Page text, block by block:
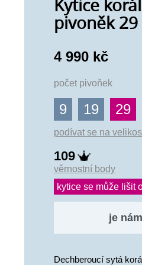
Kytice
pivoněk 29
4 990 kč
počet pivoňek
9 19 29
podívat se na
109
věrnostní body
kytice se může lišit
je
Dechberoucí sytá